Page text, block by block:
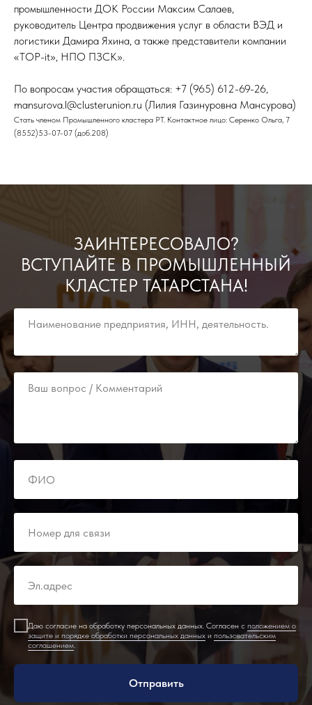
промышленности ДОК России Максим Салаев,
руководитель Центра продвижения услуг в области ВЭД и
логистики Дамира Яхина, а также представители компании
«TOP-it», НПО ПЗСК».
По вопросам участия обращаться: +7 (965) 612-69-26,
mansurova.l@clusterunion.ru (Лилия Газинуровна Мансурова)
Стать членом Промышленного кластера РТ. Контактное лицо: Серенко Ольга, 7
(8552)53-07-07 (доб.208)
ЗАИНТЕРЕСОВАЛО?
ВСТУПАЙТЕ В ПРОМЫШЛЕННЫЙ
КЛАСТЕР ТАТАРСТАНА!
Даю согласие на обработку персональных данных. Согласен с положением о
защите и порядке обработки персональных данных и пользовательским
соглашением
Отправить